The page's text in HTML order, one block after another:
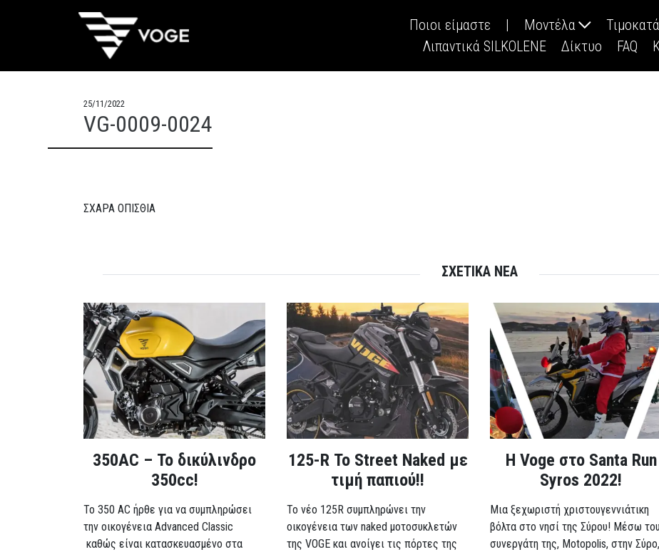
Ποιοι είμαστε | Μοντέλα
Λιπαντικά SILKOLENE
Δίκτυο FAQ
25/11/2022
VG-0009-0024
ΣΧΑΡΑ ΟΠΙΣΘΙΑ
ΣΧΕΤΙΚΑ ΝΕΑ
350AC – Το δικύλινδρο
350cc!
To 350 AC ήρθε για να συμπληρώσει
την οικογένεια Advanced Classic
καθώς είναι κατασκευασμένο στα
125-R Το Street Naked με
τιμή παπιού!!
Το νέο 125R συμπληρώνει την
οικογένεια των naked μοτοσυκλετών
της VOGE και ανοίγει τις πόρτες της
Η Voge στο Santa Run
Syros 2022!
Μια ξεχωριστή χριστουγεννιάτικη
βόλτα στο νησί της Σύρου! Μέσω του
συνεργάτη της, Motopolis, στην